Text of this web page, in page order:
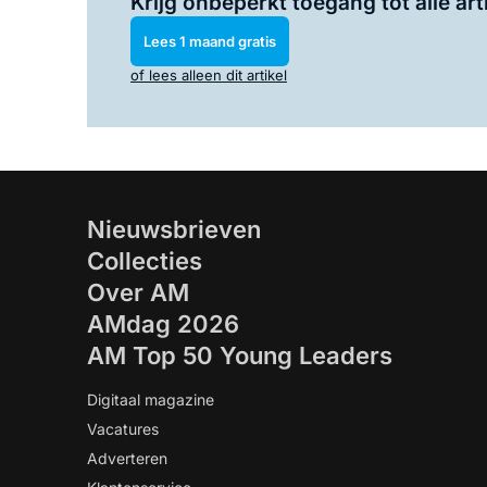
Lees 1 maand gratis
of lees alleen dit artikel
Nieuwsbrieven
Collecties
Over AM
AMdag 2026
AM Top 50 Young Leaders
Digitaal magazine
Vacatures
Adverteren